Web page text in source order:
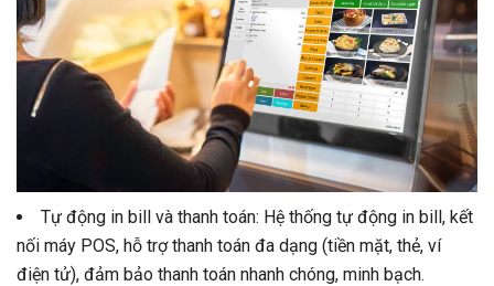
Tự động in bill và thanh toán: Hệ thống tự động in bill, kết
nối máy POS, hỗ trợ thanh toán đa dạng (tiền mặt, thẻ, ví
điện tử), đảm bảo thanh toán nhanh chóng, minh bạch.